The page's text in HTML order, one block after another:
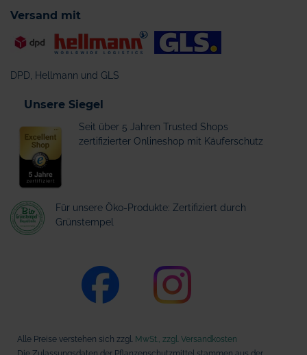
Versand mit
DPD, Hellmann und GLS
Unsere Siegel
Seit über 5 Jahren Trusted Shops
zertifizierter Onlineshop mit Käuferschutz
Für unsere Öko-Produkte: Zertifiziert durch
Grünstempel
Alle Preise verstehen sich zzgl. MwSt., zzgl. Versandkosten